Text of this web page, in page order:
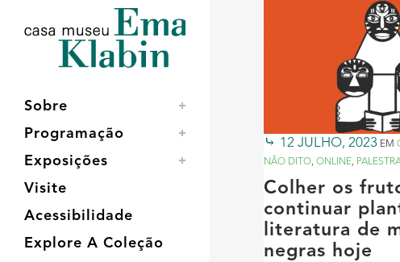
conteúdo
navegação
Sobre
Programação
Exposições
Visite
Acessibilidade
Explore A Coleção
12 JULHO, 2023 EM
NÃO DITO, ONLINE,
Colher os
continuar
literatura de
negras hoje